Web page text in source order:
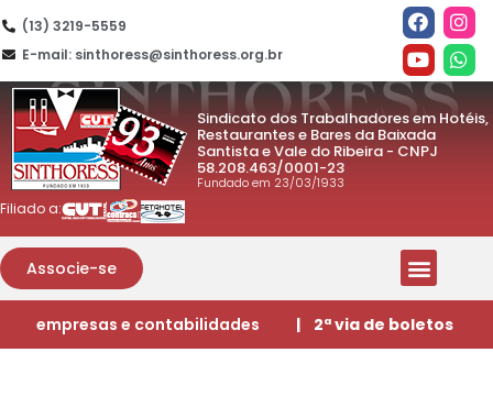
(13) 3219-5559
E-mail: sinthoress@sinthoress.org.br
Sindicato dos Trabalhadores em Hotéis,
Restaurantes e Bares da Baixada
Santista e Vale do Ribeira - CNPJ
58.208.463/0001-23
Fundado em 23/03/1933
Filiado a:
Associe-se
empresas e contabilidades | 2ª via de boletos